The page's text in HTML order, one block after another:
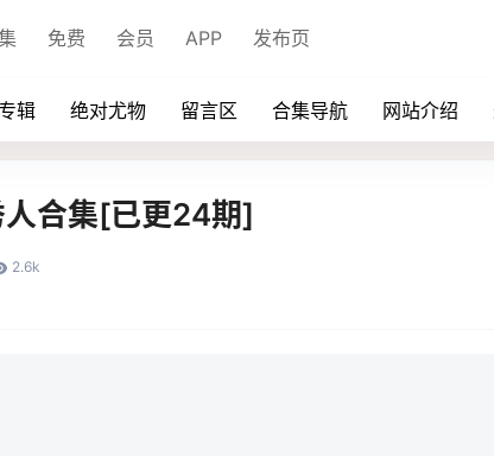
免费 会员 APP 发布页
辑 绝对尤物 留言区 合集导航 网站介绍
合集[已更24期]
2.6k